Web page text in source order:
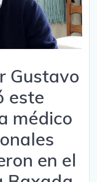
Gustavo
este
médico
en el